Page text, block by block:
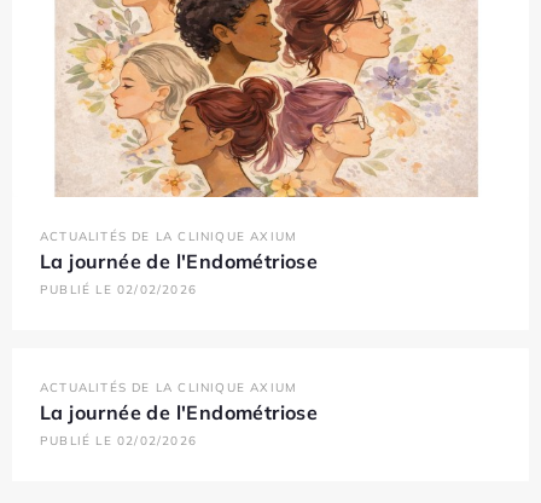
ACTUALITÉS DE LA CLINIQUE AXIUM
La journée de l'Endométriose
PUBLIÉ LE 02/02/2026
ACTUALITÉS DE LA CLINIQUE AXIUM
La journée de l'Endométriose
PUBLIÉ LE 02/02/2026